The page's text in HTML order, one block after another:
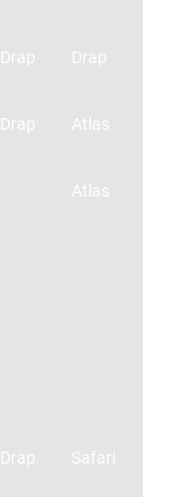
Drap
Drap
Drap
Atlas
Atlas
Drap Safari